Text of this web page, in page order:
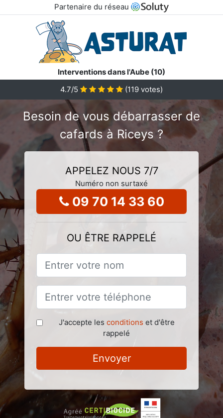
Partenaire du réseau
Interventions dans l'Aube (10)
4.7/5 (119 votes)
Besoin de vous débarrasser de
cafards à Riceys ?
APPELEZ NOUS 7/7
Numéro non surtaxé
09 70 14 33 60
OU ÊTRE RAPPELÉ
J'accepte les conditions et d'être
rappelé
Envoyer